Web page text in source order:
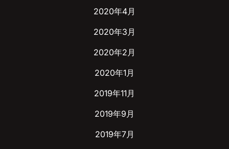
2020年4月
2020年3月
2020年2月
2020年1月
2019年11月
2019年9月
2019年7月